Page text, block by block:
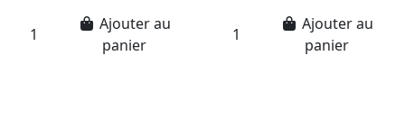
Ajouter au
panier
Ajouter au
panier